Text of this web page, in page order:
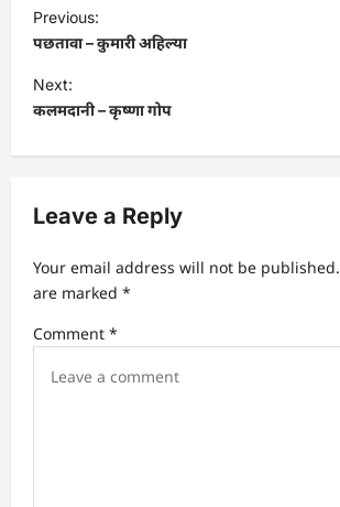
o
s
t
v
g
t
Previous:
पछतावा – कुमारी अहिल्या
Next:
कलमदानी – कृष्णा गोप
Leave a Reply
Your email address will not be published.
are marked *
Comment *